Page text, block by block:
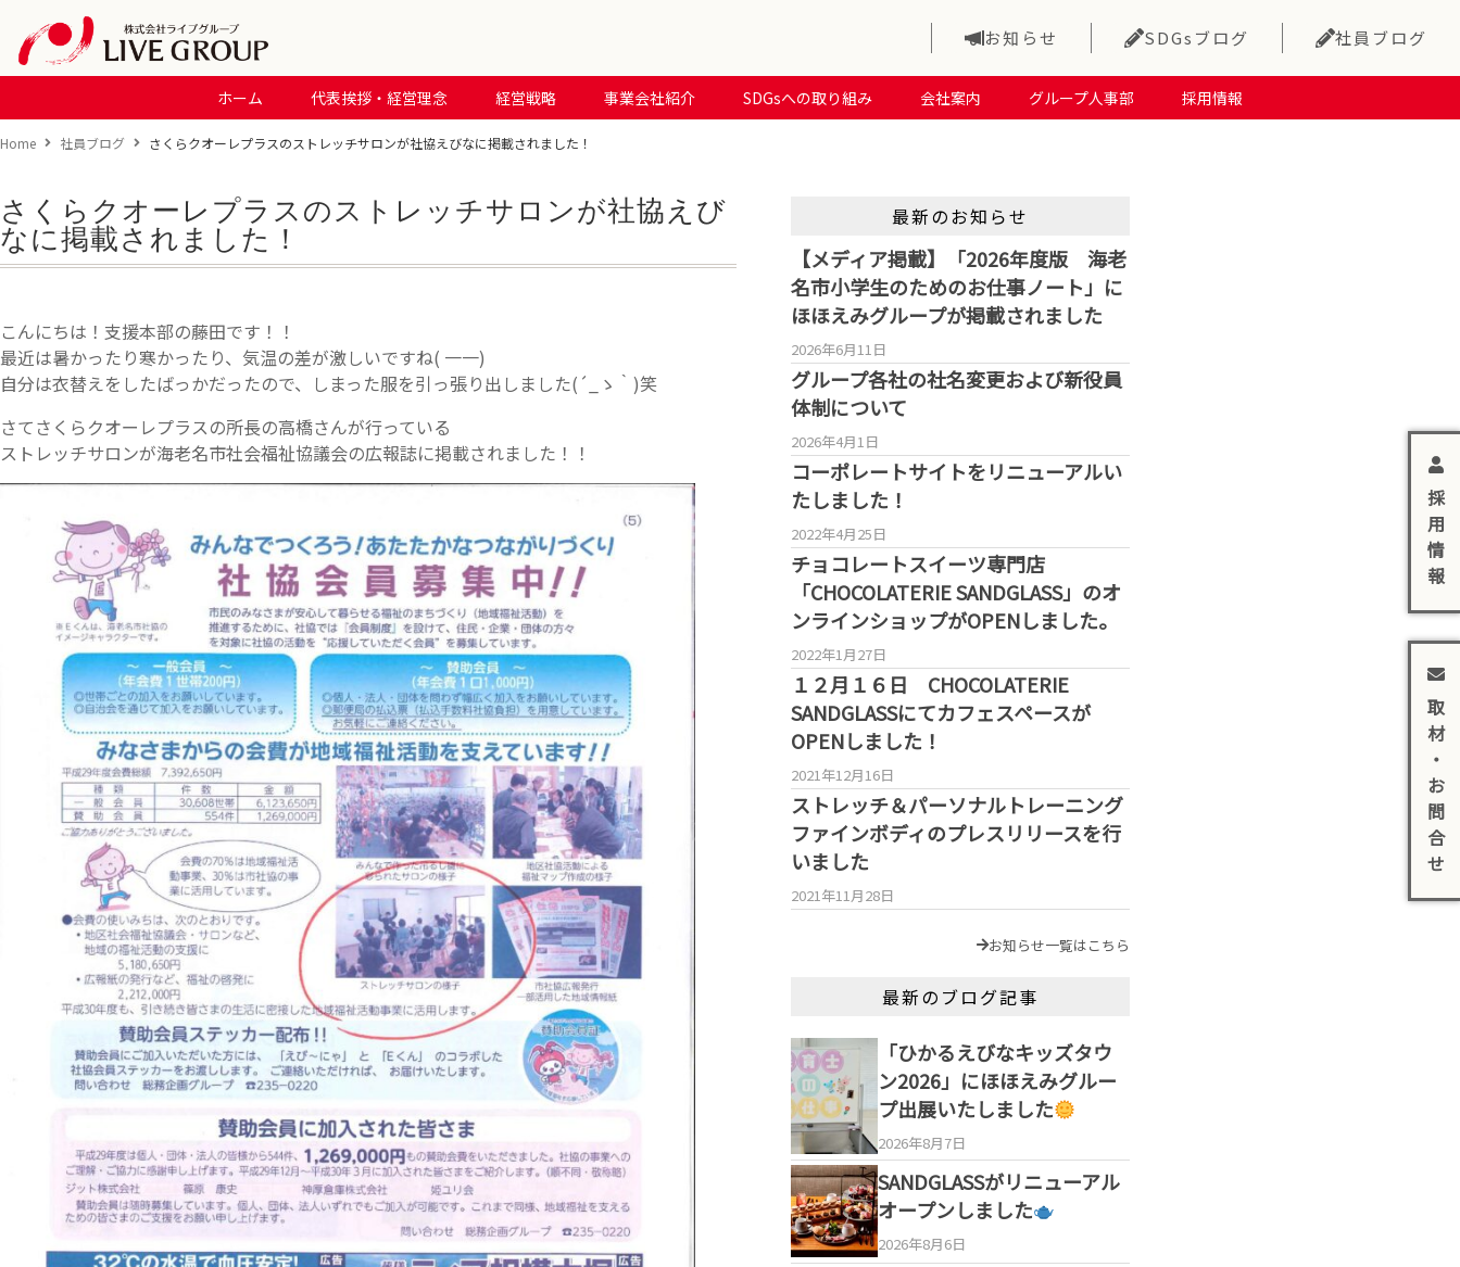
お知らせ SDGsブログ 社員ブログ
ホーム 代表挨拶・経営理念 経営戦略 事業会社紹介 SDGsへの取り組み 会社案内 グループ人事部 採用情報
採
用
情
報
取
材
・
お
問
合
せ
Home 社員ブログ さくらクオーレプラスのストレッチサロンが社協えびなに掲載されました！
さくらクオーレプラスのストレッチサロンが社協えび
なに掲載されました！
こんにちは！支援本部の藤田です！！
最近は暑かったり寒かったり、気温の差が激しいですね( 一一)
自分は衣替えをしたばっかだったので、しまった服を引っ張り出しました(´_ゝ｀)笑
さてさくらクオーレプラスの所長の高橋さんが行っている
ストレッチサロンが海老名市社会福祉協議会の広報誌に掲載されました！！
最新のお知らせ
【メディア掲載】「2026年度版 海老
名市小学生のためのお仕事ノート」に
ほほえみグループが掲載されました
2026年6月11日
グループ各社の社名変更および新役員
体制について
2026年4月1日
コーポレートサイトをリニューアルい
たしました！
2022年4月25日
チョコレートスイーツ専門店
「CHOCOLATERIE SANDGLASS」のオ
ンラインショップがOPENしました。
2022年1月27日
１２月１６日 CHOCOLATERIE
SANDGLASSにてカフェスペースが
OPENしました！
2021年12月16日
ストレッチ＆パーソナルトレーニング
ファインボディのプレスリリースを行
いました
2021年11月28日
お知らせ一覧はこちら
最新のブログ記事
「ひかるえびなキッズタウ
ン2026」にほほえみグルー
プ出展いたしました
2026年8月7日
SANDGLASSがリニューアル
オープンしました
2026年8月6日